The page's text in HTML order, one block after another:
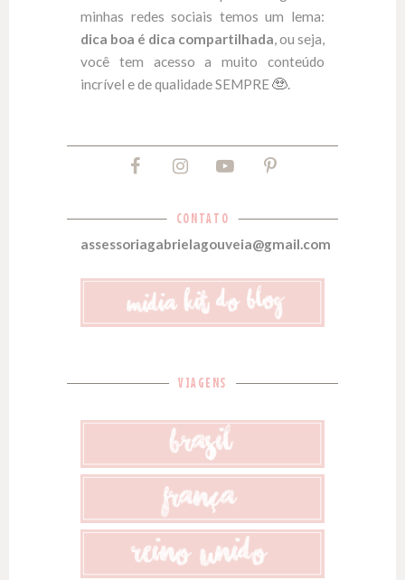
minhas redes sociais temos um lema:
dica boa é dica compartilhada, ou seja,
você tem acesso a muito conteúdo
incrível e de qualidade SEMPRE
.
CONTATO
assessoriagabrielagouveia@gmail.com
VIAGENS